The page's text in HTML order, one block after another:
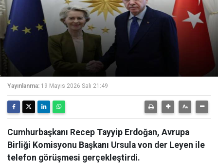
Yayınlanma: 19 Mayıs 2026 Salı 21:49
Cumhurbaşkanı Recep Tayyip Erdoğan, Avrupa
Birliği Komisyonu Başkanı Ursula von der Leyen ile
telefon görüşmesi gerçekleştirdi.